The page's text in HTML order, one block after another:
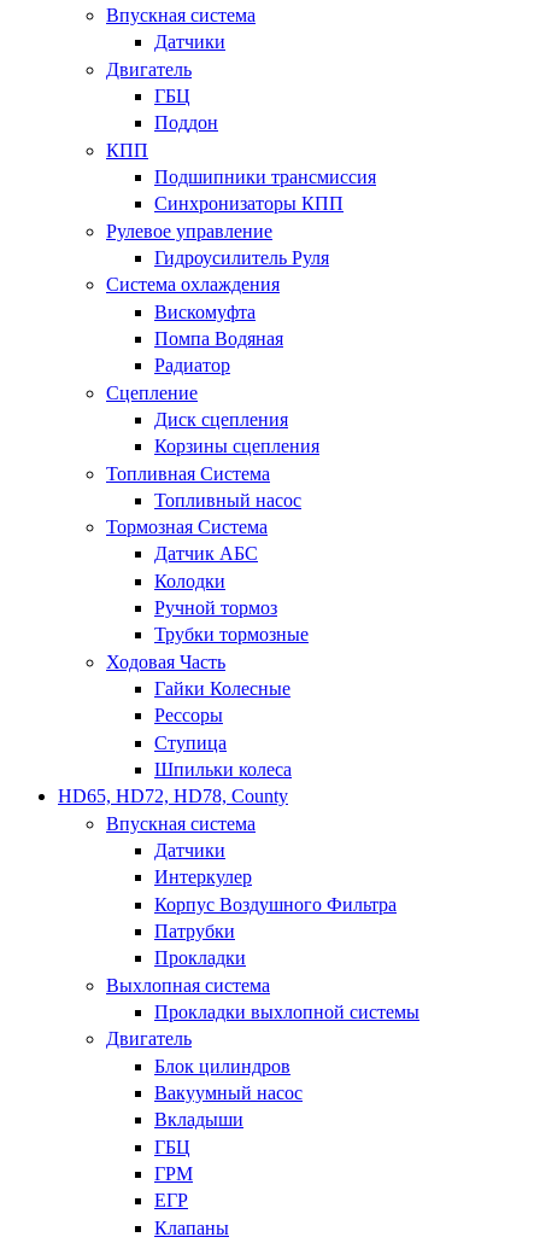
Впускная система
Датчики
Двигатель
ГБЦ
Поддон
КПП
Подшипники трансмиссия
Синхронизаторы КПП
Рулевое управление
Гидроусилитель Руля
Система охлаждения
Вискомуфта
Помпа Водяная
Радиатор
Сцепление
Диск сцепления
Корзины сцепления
Топливная Система
Топливный насос
Тормозная Система
Датчик АБС
Колодки
Ручной тормоз
Трубки тормозные
Ходовая Часть
Гайки Колесные
Рессоры
Ступица
Шпильки колеса
HD65, HD72, HD78, County
Впускная система
Датчики
Интеркулер
Корпус Воздушного Фильтра
Патрубки
Прокладки
Выхлопная система
Прокладки выхлопной системы
Двигатель
Блок цилиндров
Вакуумный насос
Вкладыши
ГБЦ
ГРМ
ЕГР
Клапаны